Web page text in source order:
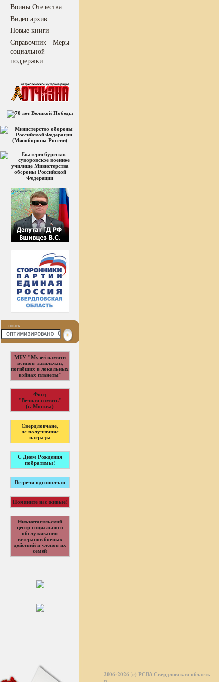
Воины Отечества
Видео архив
Новые книги
Справочник - Меры
социальной
поддержки
поиск
МБУ "Музей памяти
воинов-тагильчан,
погибших в локальных
войнах планеты"
Фонд
"Вечная память"
(г. Москва)
Свердловчане,
не получившие
награды
С Днем Рождения
побратимы!
Встречи однополчан
Помяните нас живые!
Нижнетагильский
центр социального
обслуживания
ветеранов боевых
действий и членов их
семей
2006-2026 (с) РСВА Свердловская область